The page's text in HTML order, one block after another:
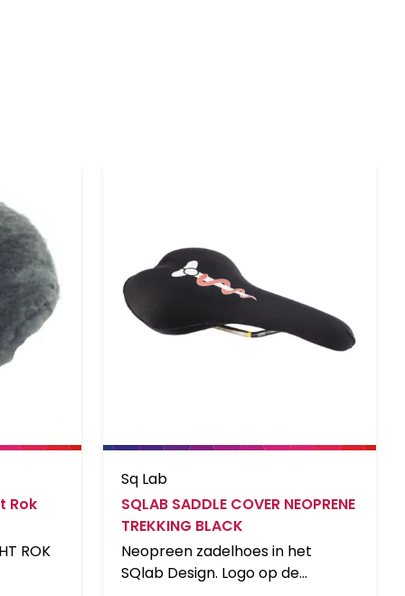
Rok
ROK
Sq Lab
SQLAB SADDLE COVER NEOPRENE
TREKKING BLACK
Neopreen zadelhoes in het
SQlab Design. Logo op de